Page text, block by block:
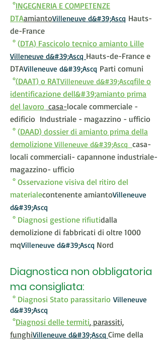
°INGEGNERIA E COMPETENZE
DTAamiantoVilleneuve d&#39;Ascq Hauts-
de-France​
° (DTA) Fascicolo tecnico amianto Lille
Villeneuve d&#39;Ascq Hauts-de-France​ e
DTAVilleneuve d&#39;Ascq Parti comuni
°(DAAT) o RATVilleneuve d&#39;Ascqfile o
identificazione dell&#39;amianto prima
del lavoro ​ casa-locale commerciale -
edificio Industriale - magazzino - ufficio
° (DAAD) dossier di amianto prima della
demolizione Villeneuve d&#39;Ascq casa-
locali commerciali- capannone industriale-
magazzino- ufficio
° Osservazione visiva del ritiro del
materialecontenente amiantoVilleneuve
d&#39;Ascq
° Diagnosi gestione rifiutidalla
demolizione di fabbricati di oltre 1000
mqVilleneuve d&#39;Ascq Nord
Diagnostica non obbligatoria
ma consigliata:
° Diagnosi Stato parassitario Villeneuve
d&#39;Ascq
°Diagnosi delle termiti, parassiti,
funghiVilleneuve d&#39;Ascq Cime della